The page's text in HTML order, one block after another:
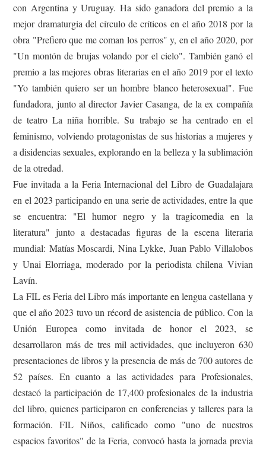
con Argentina y Uruguay. Ha sido ganadora del premio a la
mejor dramaturgia del círculo de críticos en el año 2018 por la
obra "Prefiero que me coman los perros" y, en el año 2020, por
"Un montón de brujas volando por el cielo". También ganó el
premio a las mejores obras literarias en el año 2019 por el texto
"Yo también quiero ser un hombre blanco heterosexual". Fue
fundadora, junto al director Javier Casanga, de la ex compañía
de teatro La niña horrible. Su trabajo se ha centrado en el
feminismo, volviendo protagonistas de sus historias a mujeres y
a disidencias sexuales, explorando en la belleza y la sublimación
de la otredad.
Fue invitada a la Feria Internacional del Libro de Guadalajara
en el 2023 participando en una serie de actividades, entre la que
se encuentra: "El humor negro y la tragicomedia en la
literatura" junto a destacadas figuras de la escena literaria
mundial: Matías Moscardi, Nina Lykke, Juan Pablo Villalobos
y Unai Elorriaga, moderado por la periodista chilena Vivian
Lavín.
La FIL es Feria del Libro más importante en lengua castellana y
que el año 2023 tuvo un récord de asistencia de público. Con la
Unión Europea como invitada de honor el 2023, se
desarrollaron más de tres mil actividades, que incluyeron 630
presentaciones de libros y la presencia de más de 700 autores de
52 países. En cuanto a las actividades para Profesionales,
destacó la participación de 17,400 profesionales de la industria
del libro, quienes participaron en conferencias y talleres para la
formación. FIL Niños, calificado como "uno de nuestros
espacios favoritos" de la Feria, convocó hasta la jornada previa